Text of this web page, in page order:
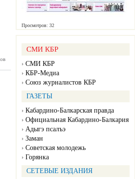
Просмотров: 32
СМИ КБР
СМИ КБР
КБР-Медиа
Союз журналистов КБР
ГАЗЕТЫ
Кабардино-Балкарская правда
Официальная Кабардино-Балкария
Адыгэ псалъэ
Заман
Советская молодежь
Горянка
СЕТЕВЫЕ ИЗДАНИЯ
№38